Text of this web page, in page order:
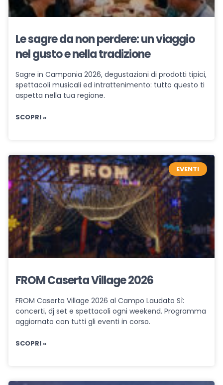
Le sagre da non perdere: un viaggio
nel gusto e nella tradizione
Sagre in Campania 2026, degustazioni di prodotti tipici,
spettacoli musicali ed intrattenimento: tutto questo ti
aspetta nella tua regione.
SCOPRI »
EVENTI
FROM Caserta Village 2026
FROM Caserta Village 2026 al Campo Laudato Sì:
concerti, dj set e spettacoli ogni weekend. Programma
aggiornato con tutti gli eventi in corso.
SCOPRI »